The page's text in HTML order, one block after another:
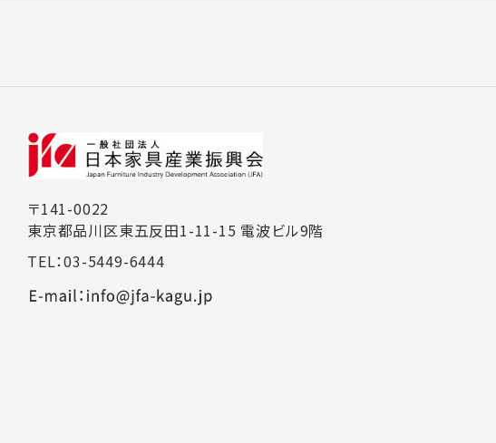
〒141-0022
東京都品川区東五反田1-11-15 電波ビル9階
TEL：03-5449-6444